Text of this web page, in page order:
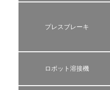
プレスブレーキ
ロボット溶接機